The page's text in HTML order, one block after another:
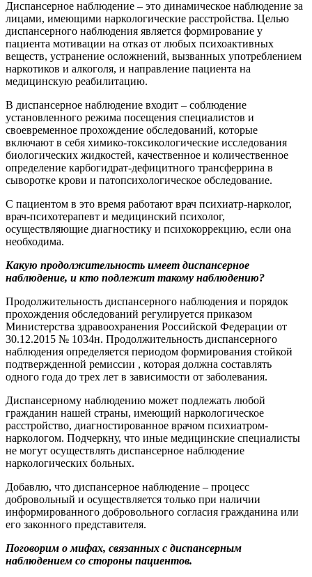
Диспансерное наблюдение – это динамическое наблюдение за
лицами, имеющими наркологические расстройства. Целью
диспансерного наблюдения является формирование у
пациента мотивации на отказ от любых психоактивных
веществ, устранение осложнений, вызванных употреблением
наркотиков и алкоголя, и направление пациента на
медицинскую реабилитацию.
В диспансерное наблюдение входит – соблюдение
установленного режима посещения специалистов и
своевременное прохождение обследований, которые
включают в себя химико-токсикологические исследования
биологических жидкостей, качественное и количественное
определение карбогидрат-дефицитного трансферрина в
сыворотке крови и патопсихологическое обследование.
С пациентом в это время работают врач психиатр-нарколог,
врач-психотерапевт и медицинский психолог,
осуществляющие диагностику и психокоррекцию, если она
необходима.
Какую продолжительность имеет диспансерное
наблюдение, и кто подлежит такому наблюдению?
Продолжительность диспансерного наблюдения и порядок
прохождения обследований регулируется приказом
Министерства здравоохранения Российской Федерации от
30.12.2015 № 1034н. Продолжительность диспансерного
наблюдения определяется периодом формирования стойкой
подтвержденной ремиссии , которая должна составлять
одного года до трех лет в зависимости от заболевания.
Диспансерному наблюдению может подлежать любой
гражданин нашей страны, имеющий наркологическое
расстройство, диагностированное врачом психиатром-
наркологом. Подчеркну, что иные медицинские специалисты
не могут осуществлять диспансерное наблюдение
наркологических больных.
Добавлю, что диспансерное наблюдение – процесс
добровольный и осуществляется только при наличии
информированного добровольного согласия гражданина или
его законного представителя.
Поговорим о мифах, связанных с диспансерным
наблюдением со стороны пациентов.